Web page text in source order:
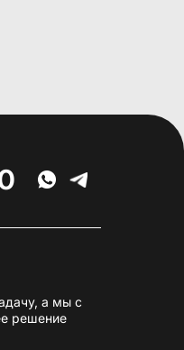
а мы с
решение